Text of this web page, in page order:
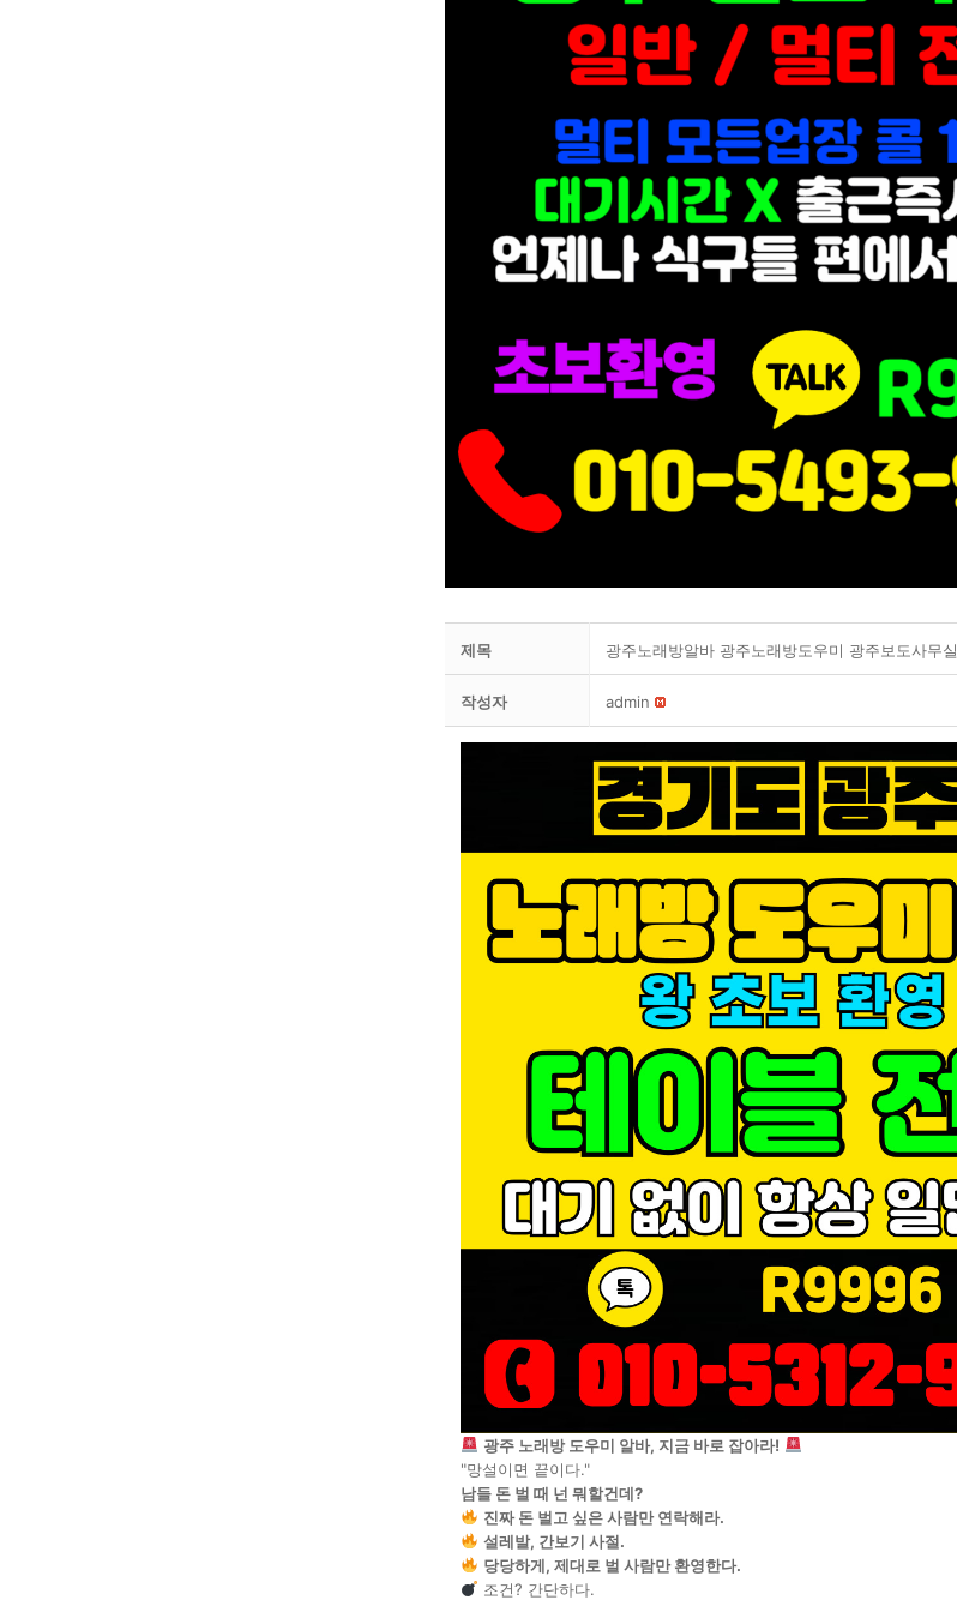
제목 광주노래방알바 광주노래방도우미 광주보도사무실
작성자 admin
광주 노래방 도우미 알바, 지금 바로 잡아라!
"망설이면 끝이다."
남들 돈 벌 때 넌 뭐할건데?
진짜 돈 벌고 싶은 사람만 연락해라.
설레발, 간보기 사절.
당당하게, 제대로 벌 사람만 환영한다.
조건? 간단하다.